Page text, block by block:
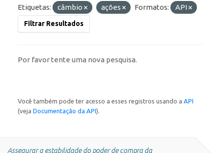
Etiquetas: câmbio ações Formatos: API
Filtrar Resultados
Por favor tente uma nova pesquisa.
Você também pode ter acesso a esses registros usando a API
(veja Documentação da API).
Assegurar a estabilidade do poder de compra da